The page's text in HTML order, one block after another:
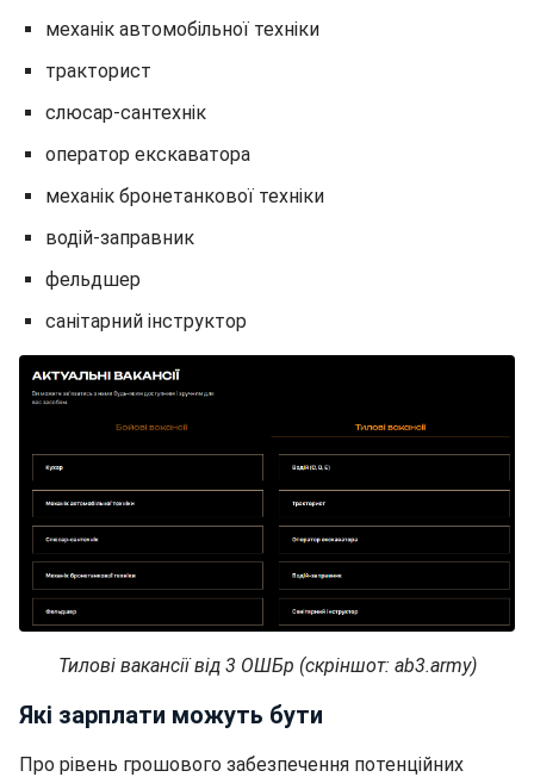
механік автомобільної техніки
тракторист
слюсар-сантехнік
оператор екскаватора
механік бронетанкової техніки
водій-заправник
фельдшер
санітарний інструктор
Тилові вакансії від 3 ОШБр (скріншот: ab3.army)
Які зарплати можуть бути
Про рівень грошового забезпечення потенційних